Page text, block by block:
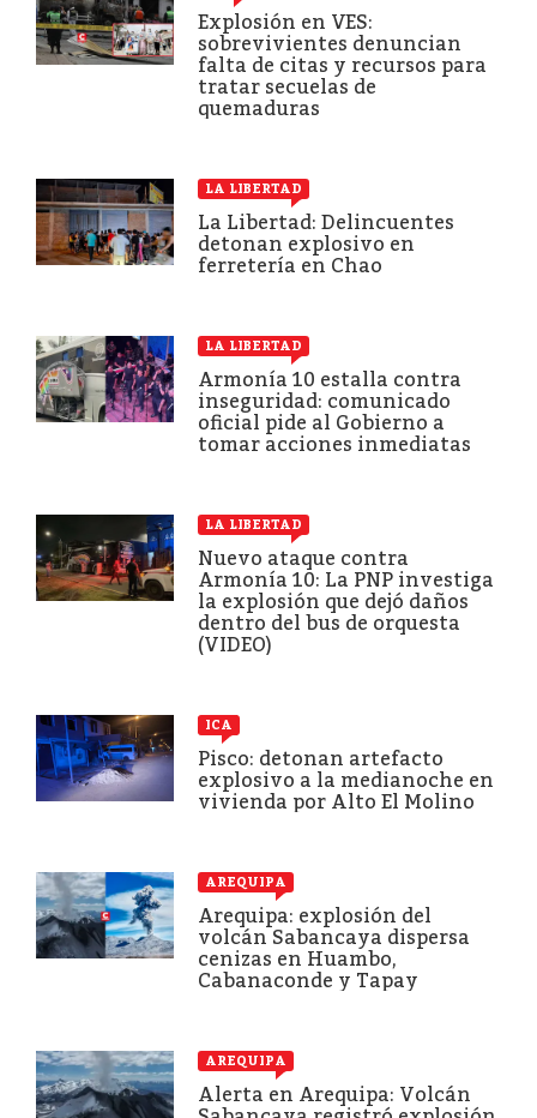
Explosión en VES:
sobrevivientes denuncian
falta de citas y recursos para
tratar secuelas de
quemaduras
LA LIBERTAD
La Libertad: Delincuentes
detonan explosivo en
ferretería en Chao
LA LIBERTAD
Armonía 10 estalla contra
inseguridad: comunicado
oficial pide al Gobierno a
tomar acciones inmediatas
LA LIBERTAD
Nuevo ataque contra
Armonía 10: La PNP investiga
la explosión que dejó daños
dentro del bus de orquesta
(VIDEO)
ICA
Pisco: detonan artefacto
explosivo a la medianoche en
vivienda por Alto El Molino
AREQUIPA
Arequipa: explosión del
volcán Sabancaya dispersa
cenizas en Huambo,
Cabanaconde y Tapay
AREQUIPA
Alerta en Arequipa: Volcán